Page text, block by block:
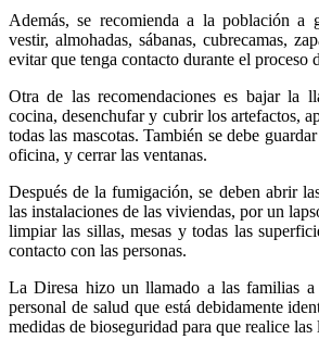
Además, se recomienda a la población a
vestir, almohadas, sábanas, cubrecamas,
evitar que tenga contacto durante el proceso
Otra de las recomendaciones es bajar la
cocina, desenchufar y cubrir los artefactos,
todas las mascotas. También se debe
oficina, y cerrar las ventanas.
Después de la fumigación, se deben abrir
las instalaciones de las viviendas, por un
limpiar las sillas, mesas y todas las
contacto con las personas.
La Diresa hizo un llamado a las familias
personal de salud que está debidamente
medidas de bioseguridad para que realice